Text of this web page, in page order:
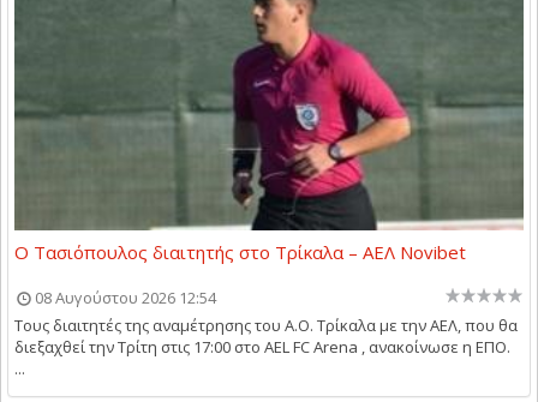
Ο Τασιόπουλος διαιτητής στο Τρίκαλα – ΑΕΛ Novibet
08 Αυγούστου 2026 12:54
Τους διαιτητές της αναμέτρησης του Α.Ο. Τρίκαλα με την ΑΕΛ, που θα
διεξαχθεί την Τρίτη στις 17:00 στο AEL FC Arena , ανακοίνωσε η ΕΠΟ.
...